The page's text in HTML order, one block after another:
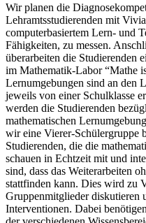
Wir planen die
Lehramtsstudierenden mit
computerbasiertem Lern- und
Fähigkeiten, zu messen.
überarbeiten die Studierenden
im Mathematik-Labor “Mathe
Lernumgebungen sind an den
jeweils von einer Schulklasse
werden die Studierenden
mathematischen
wir eine Vierer-Schülergruppe
Studierenden, die die
schauen in Echtzeit mit und
sind, dass das Weiterarbeiten
stattfinden kann. Dies wird zu
Gruppenmitglieder diskutieren
Interventionen. Dabei